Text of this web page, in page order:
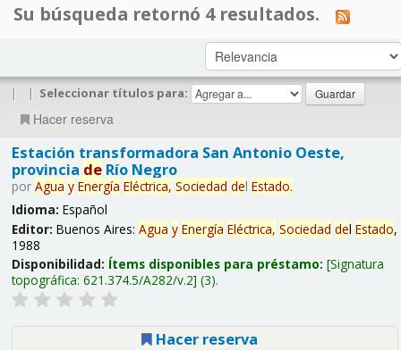
Su búsqueda retornó 4 resultados.
| | Seleccionar títulos para:
Hacer reserva
Estación transformadora San Antonio Oeste,
provincia deRío Negro
por Agua y Energía Eléctrica, Sociedad del Estado.
Idioma: Español
Editor: Buenos Aires: Agua y Energía Eléctrica, Sociedad del Estado,
1988
Disponibilidad: Ítems disponibles para préstamo: Signatura
topográfica: 621.374.5/A282/v.2 (3).
Hacer reserva